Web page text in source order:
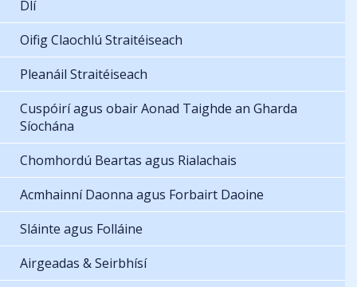
Dlí
Oifig Claochlú Straitéiseach
Pleanáil Straitéiseach
Cuspóirí agus obair Aonad Taighde an Gharda
Síochána
Chomhordú Beartas agus Rialachais
Acmhainní Daonna agus Forbairt Daoine
Sláinte agus Folláine
Airgeadas & Seirbhísí